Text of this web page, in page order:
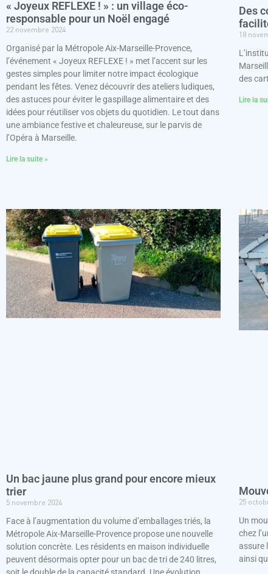
« Joyeux REFLEXE ! » : un village éco-
responsable pour un Noël engagé
22 novembre 2024
Organisé par la Métropole Aix-Marseille-Provence,
l’événement « Joyeux REFLEXE ! » met l’accent sur les
gestes simples pour limiter notre impact écologique
pendant les fêtes. Venez découvrir des ateliers ludiques,
des astuces pour éviter le gaspillage alimentaire et des
idées pour réutiliser vos objets du quotidien. Le tout dans
une ambiance festive et chaleureuse, sur le parvis de
l’Opéra à Marseille.
Lire la suite »
Des
18
des
Lire la
Un bac jaune plus grand pour encore mieux
trier
5 novembre 2024
Face à l’augmentation du volume d’emballages triés, la
Métropole Aix-Marseille-Provence propose une nouvelle
solution concrète. Les résidents en maison individuelle
peuvent désormais opter pour un bac de tri de 240 litres,
25
Un
chez
assure
ainsi